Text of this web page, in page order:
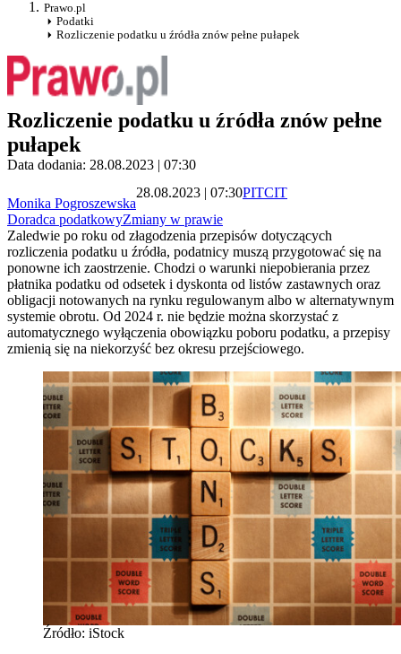
Prawo.pl
Podatki
Rozliczenie podatku u źródła znów pełne pułapek
Rozliczenie podatku u źródła znów pełne
pułapek
Data dodania: 28.08.2023 | 07:30
Monika Pogroszewska
28.08.2023 | 07:30PITCIT
Doradca podatkowyZmiany w prawie
Zaledwie po roku od złagodzenia przepisów dotyczących
rozliczenia podatku u źródła, podatnicy muszą przygotować się na
ponowne ich zaostrzenie. Chodzi o warunki niepobierania przez
płatnika podatku od odsetek i dyskonta od listów zastawnych oraz
obligacji notowanych na rynku regulowanym albo w alternatywnym
systemie obrotu. Od 2024 r. nie będzie można skorzystać z
automatycznego wyłączenia obowiązku poboru podatku, a przepisy
zmienią się na niekorzyść bez okresu przejściowego.
Źródło: iStock